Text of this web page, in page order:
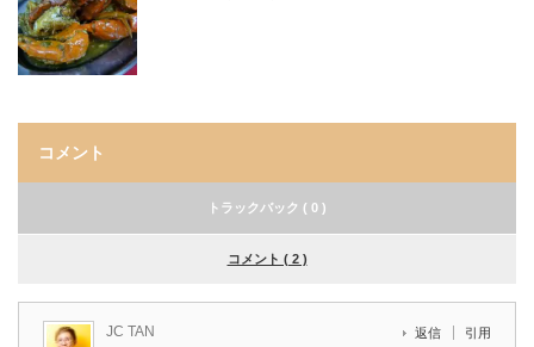
コメント
トラックバック ( 0 )
コメント ( 2 )
JC TAN 返信 引用